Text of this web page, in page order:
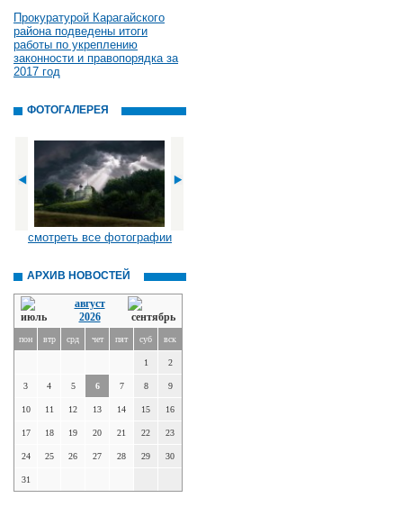
Прокуратурой Карагайского
района подведены итоги
работы по укреплению
законности и правопорядка за
2017 год
ФОТОГАЛЕРЕЯ
смотреть все фотографии
АРХИВ НОВОСТЕЙ
август
2026
пон втр срд чет пят суб вск
1 2
3 4 5 6 7 8 9
10 11 12 13 14 15 16
17 18 19 20 21 22 23
24 25 26 27 28 29 30
31